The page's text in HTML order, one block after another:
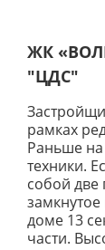
ЖК
"ЦДС"
рамках
Раньше
техники.
собой
доме 13
части.